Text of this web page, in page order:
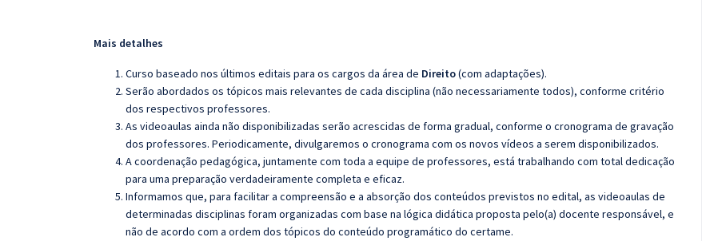
Mais detalhes
Curso baseado nos últimos editais para os cargos da área de Direito(com adaptações).
Serão abordados os tópicos mais relevantes de cada disciplina (não necessariamente todos), conforme critério
dos respectivos professores.
As videoaulas ainda não disponibilizadas serão acrescidas de forma gradual, conforme o cronograma de gravação
dos professores. Periodicamente, divulgaremos o cronograma com os novos vídeos a serem disponibilizados.
A coordenação pedagógica, juntamente com toda a equipe de professores, está trabalhando com total dedicação
para uma preparação verdadeiramente completa e eficaz.
Informamos que, para facilitar a compreensão e a absorção dos conteúdos previstos no edital, as videoaulas de
determinadas disciplinas foram organizadas com base na lógica didática proposta pelo(a) docente responsável, e
não de acordo com a ordem dos tópicos do conteúdo programático do certame.